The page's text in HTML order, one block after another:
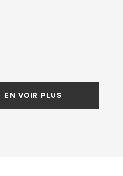
EN VOIR PLUS